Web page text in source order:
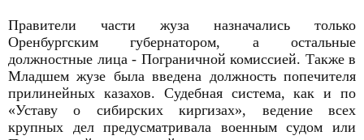
Правители части жуза назначались только
Оренбургским губернатором, а остальные
должностные лица - Пограничной комиссией. Также в
Младшем жузе была введена должность попечителя
прилинейных казахов. Судебная система, как и по
«Уставу о сибирских киргизах», ведение всех
крупных дел предусматривала военным судом или